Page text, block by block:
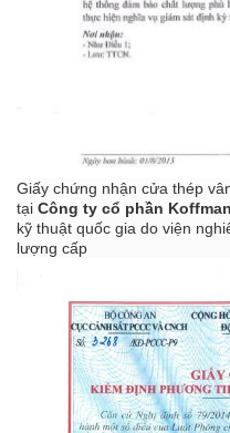
Giấy chứng nhận cửa thép
tại Công ty cổ phần
kỹ thuật quốc gia do viện
lượng cấp